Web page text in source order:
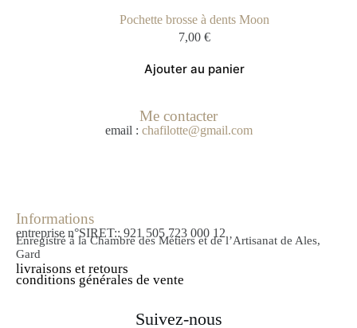
Pochette brosse à dents Moon
7,00 €
Ajouter au panier
Me contacter
email : chafilotte@gmail.com
Informations
entreprise n°SIRET:: 921 505 723 000 12
Enregistré à la Chambre des Métiers et de l’Artisanat de Ales,
Gard
livraisons et retours
conditions générales de vente
Suivez-nous